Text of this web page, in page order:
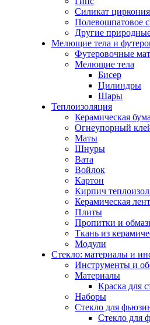
Силикат циркония
Полевошпатовое
Другие
Мелющие тела и
Футеровочные
Мелющие тела
Бисер
Цилиндры
Шары
Теплоизоляция
Керамическая
Огнеупорный
Маты
Шнуры
Вата
Войлок
Картон
Кирпич
Керамическая
Плиты
Пропитки и
Ткань из
Модули
Стекло: материалы и
Инструменты и
Материалы
Краска для
Наборы
Стекло для
Стекло для